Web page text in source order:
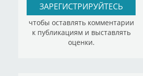
ЗАРЕГИСТРИРУЙТЕСЬ
чтобы оставлять комментарии
к публикациям и выставлять
оценки.